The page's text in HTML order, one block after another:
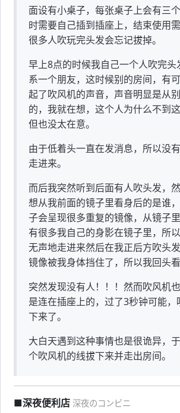
面设有小桌子，每张桌子上会有三
时需要自己插到插座上，结束使用
很多人吹玩完头发会忘记拔掉。
早上8点的时候我自己一个人吹完
系一个朋友，这时候别的房间，有
起了吹风机的声音，声音明显是从
的，我就在想，这个人为什么不到这
但也没太在意。
由于低着头一直在发消息，所以没
走进来。
而后我突然听到后面有人吹头发，
想从我前面的镜子里看身后的是谁
子会呈现很多重复的镜像，从镜子
有很多我自己的身影在镜子里，所
无声地走进来然后在我正后方吹头
镜像被我身体挡住了，所以我回头看
突然发现没有人！！！然而吹风机
是连在插座上的，过了3秒钟可能
下来了。
大白天遇到这种事情也是很诡异，
个吹风机的线拔下来并走出房间。
■深夜便利店 深夜のコンビニ